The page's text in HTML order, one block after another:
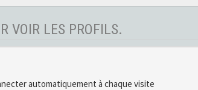
VOIR LES PROFILS.
automatiquement à chaque visite